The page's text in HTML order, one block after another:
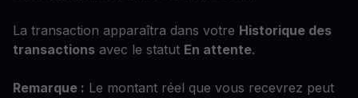
La transaction apparaîtra dans votre Historique des
transactions avec le statut En attente.
Remarque : Le montant réel que vous recevrez peut